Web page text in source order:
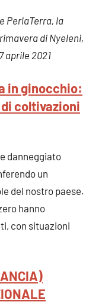
PerlaTerra, la
di Nyeleni,
aprile 2021
in ginocchio:
coltivazioni
danneggiato
un
del nostro paese.
hanno
con situazioni